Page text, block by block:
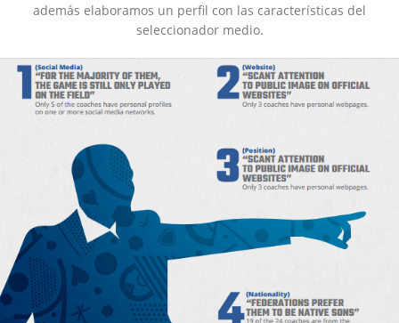
además elaboramos un perfil con las características del
seleccionador medio.